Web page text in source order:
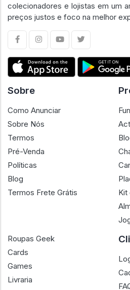
colecionadores e lojistas em um
preços justos e foco na melhor
Sobre
Como Anunciar
Sobre Nós
Termos
Pré-Venda
Políticas
Blog
Termos Frete Grátis
Kit
Roupas Geek
Cards
Games
Livraria